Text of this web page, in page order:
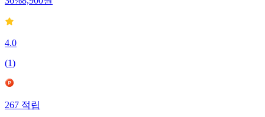
36%8,900원
4.0
(1)
267적립